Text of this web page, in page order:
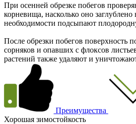
При осенней обрезке побегов
корневища, насколько оно
необходимости подсыпают
После обрезки побегов поверхность
сорняков и опавших с флоксов
растений также удаляют и
Преимущества
Хорошая зимостойкость